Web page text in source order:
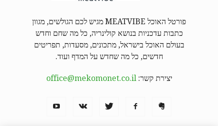
פורטל האוכל MEATVIBE מגיש לכם הגולשים, מגוון
כתבות עדכניות בנושא קולינריה, כל מה שחם וחדש
בעולם האוכל בישראל, מתכונים, מסעדות, תפריטים
חדשים, כל מה שחדש על המדף ועוד.
יצירת קשר:office@mekomonet.co.il